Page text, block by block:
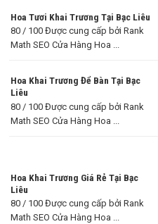
Hoa Tươi Khai Trương Tại Bạc Liêu
80 / 100 Được cung cấp bởi Rank
Math SEO Cửa Hàng Hoa ...
Hoa Khai Trương Để Bàn Tại Bạc
Liêu
80 / 100 Được cung cấp bởi Rank
Math SEO Cửa Hàng Hoa ...
Hoa Khai Trương Giá Rẻ Tại Bạc
Liêu
80 / 100 Được cung cấp bởi Rank
Math SEO Cửa Hàng Hoa ...